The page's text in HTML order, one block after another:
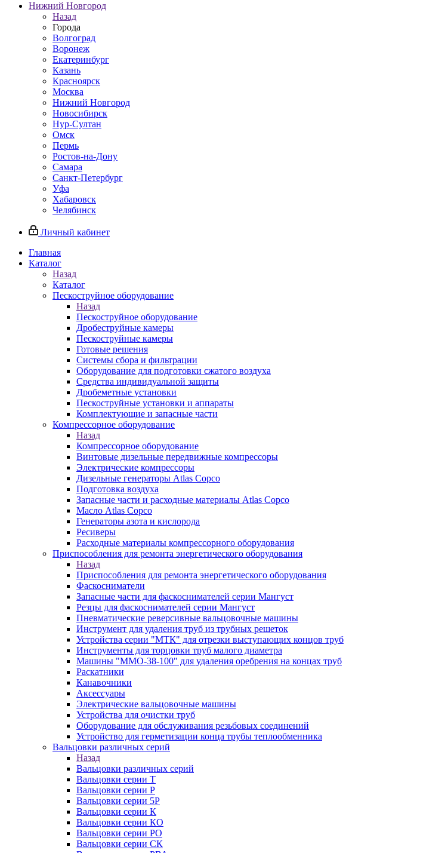
Нижний Новгород
Назад
Города
Волгоград
Воронеж
Екатеринбург
Казань
Красноярск
Москва
Нижний Новгород
Новосибирск
Нур-Султан
Омск
Пермь
Ростов-на-Дону
Самара
Санкт-Петербург
Уфа
Хабаровск
Челябинск
Личный кабинет
Главная
Каталог
Назад
Каталог
Пескоструйное оборудование
Назад
Пескоструйное оборудование
Дробеструйные камеры
Пескоструйные камеры
Готовые решения
Системы сбора и фильтрации
Оборудование для подготовки сжатого воздуха
Средства индивидуальной защиты
Дробеметные установки
Пескоструйные установки и аппараты
Комплектующие и запасные части
Компрессорное оборудование
Назад
Компрессорное оборудование
Винтовые дизельные передвижные компрессоры
Электрические компрессоры
Дизельные генераторы Atlas Copco
Подготовка воздуха
Запасные части и расходные материалы Atlas Copco
Масло Atlas Copco
Генераторы азота и кислорода
Ресиверы
Расходные материалы компрессорного оборудования
Приспособления для ремонта энергетического оборудования
Назад
Приспособления для ремонта энергетического оборудования
Фаскосниматели
Запасные части для фаскоснимателей серии Мангуст
Резцы для фаскоснимателей серии Мангуст
Пневматические реверсивные вальцовочные машины
Инструмент для удаления труб из трубных решеток
Устройства серии "МТК" для отрезки выступающих концов труб
Инструменты для торцовки труб малого диаметра
Машины "ММО-38-100" для удаления оребрения на концах труб
Раскатники
Канавочники
Аксессуары
Электрические вальцовочные машины
Устройства для очистки труб
Оборудование для обслуживания резьбовых соединений
Устройство для герметизации конца трубы теплообменника
Вальцовки различных серий
Назад
Вальцовки различных серий
Вальцовки серии Т
Вальцовки серии Р
Вальцовки серии 5Р
Вальцовки серии К
Вальцовки серии КО
Вальцовки серии РО
Вальцовки серии СК